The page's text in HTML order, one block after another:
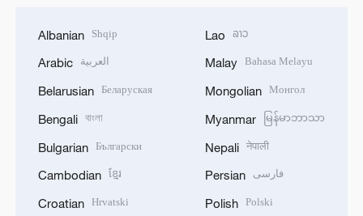
Albanian Shqip
Arabic العربية
Belarusian Беларуская
Bengali বাংলা
Bulgarian Български
Cambodian ខ្មែរ
Croatian Hrvatski
Lao ລາວ
Malay Bahasa Melayu
Mongolian Монгол
Myanmar မြန်မာဘာသာ
Nepali नेपाली
Persian فارسی
Polish Polski